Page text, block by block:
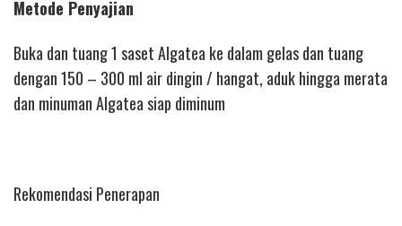
Metode Penyajian
Buka dan tuang 1 saset Algatea ke dalam gelas dan tuang
dengan 150 – 300 ml air dingin / hangat, aduk hingga merata
dan minuman Algatea siap diminum
Rekomendasi Penerapan